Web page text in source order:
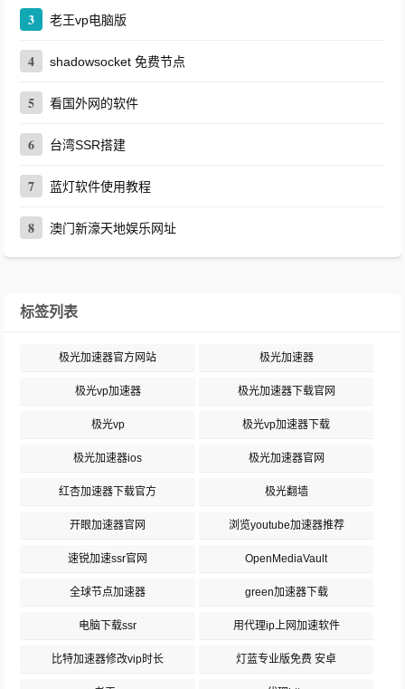
3 老王vp电脑版
4 shadowsocket 免费节点
5 看国外网的软件
6 台湾SSR搭建
7 蓝灯软件使用教程
8 澳门新濠天地娱乐网址
标签列表
极光加速器官方网站 极光加速器
极光vp加速器 极光加速器下载官网
极光vp 极光vp加速器下载
极光加速器ios 极光加速器官网
红杏加速器下载官方 极光翻墙
开眼加速器官网 浏览youtube加速器推荐
速锐加速ssr官网 OpenMediaVault
全球节点加速器 green加速器下载
电脑下载ssr 用代理ip上网加速软件
比特加速器修改vip时长 灯蓝专业版免费 安卓